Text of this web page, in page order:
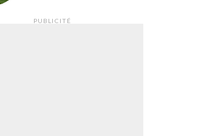
PUBLICITÉ